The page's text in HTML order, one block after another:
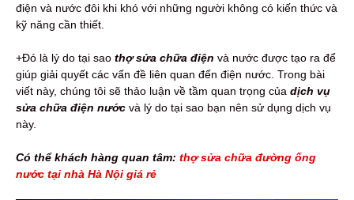
điện và nước đôi khi khó với những người không có kiến thức và
kỹ năng cần thiết.
+Đó là lý do tại sao thợ sửa chữa điện và nước được tạo ra để
giúp giải quyết các vấn đề liên quan đến điện nước. Trong bài
viết này, chúng tôi sẽ thảo luận về tầm quan trọng của dịch vụ
sửa chữa điện nước và lý do tại sao bạn nên sử dụng dịch vụ
này.
Có thể khách hàng quan tâm: thợ sửa chữa đường ống
nước tại nhà Hà Nội giá rẻ